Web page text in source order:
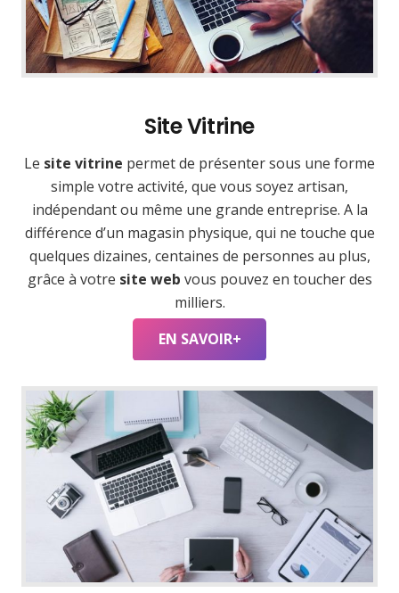
Site Vitrine
Le site vitrine permet de présenter sous une forme
simple votre activité, que vous soyez artisan,
indépendant ou même une grande entreprise. A la
différence d’un magasin physique, qui ne touche que
quelques dizaines, centaines de personnes au plus,
grâce à votre site web vous pouvez en toucher des
milliers.
EN SAVOIR+